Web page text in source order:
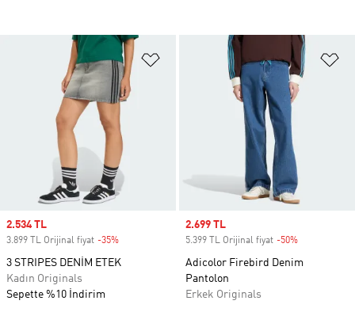
Favori Listesine Ekle
Sale price
2.534 TL
3.899 TL Orijinal fiyat -35%
3 STRIPES DENİM ETEK
Kadın Originals
Sepette %10 İndirim
Sale price
2.699 TL
5.399 TL Orijinal fiyat -50%
Adicolor Firebird Denim
Pantolon
Erkek Originals